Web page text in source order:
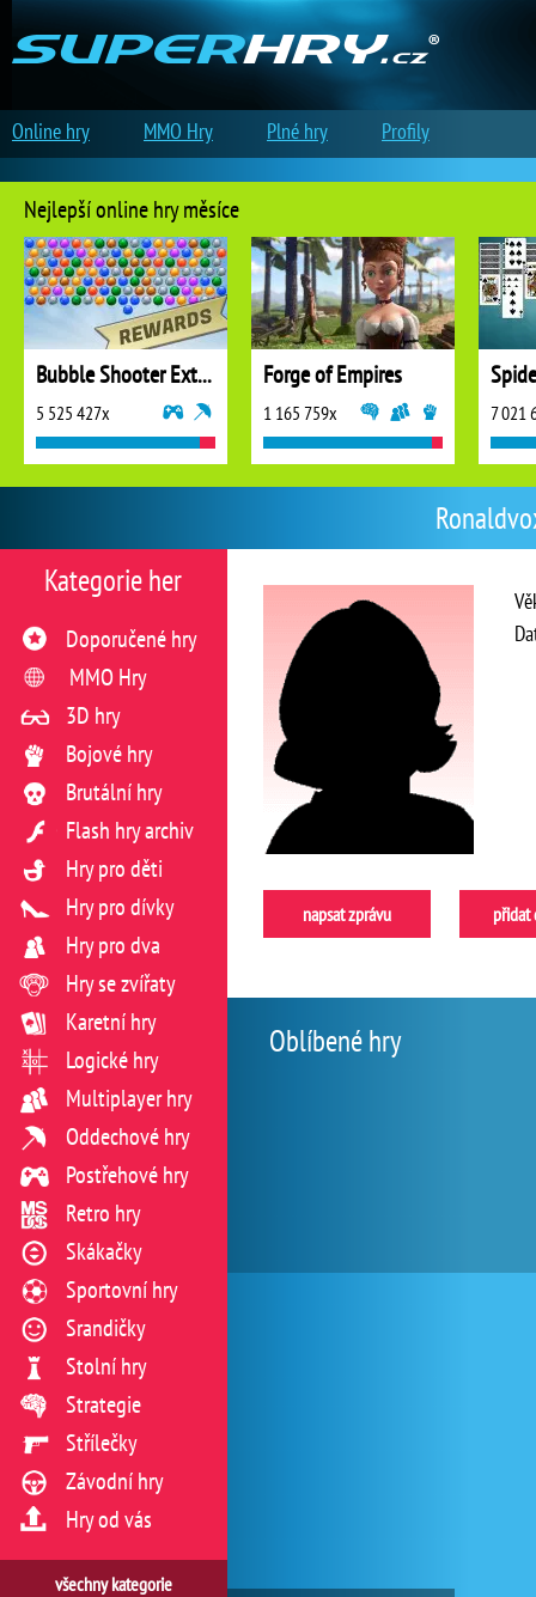
napsat zprávu přidat
Oblíbené hry
Kategorie her
Doporučené hry
MMO Hry
3D hry
Bojové hry
Brutální hry
Flash hry archiv
Hry pro děti
Hry pro dívky
Hry pro dva
Hry se zvířaty
Karetní hry
Logické hry
Multiplayer hry
Oddechové hry
Postřehové hry
Retro hry
Skákačky
Sportovní hry
Srandičky
Stolní hry
Strategie
Střílečky
Závodní hry
Hry od vás
všechny kategorie
Nejlepší online hry měsíce
Bubble Shooter Extreme
5 525 427x
Forge of Empires
1 165 759x 7 021
Online hry MMO Hry Plné hry Profily